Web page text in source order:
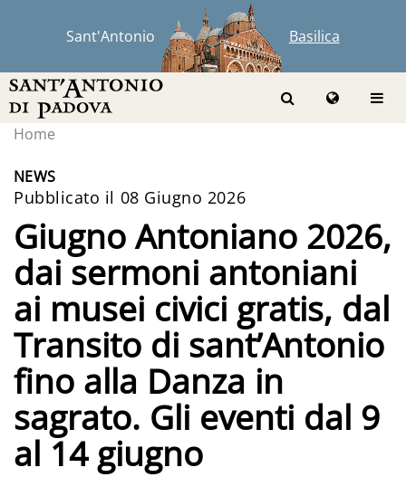
Sant'Antonio Basilica
Home
NEWS
Pubblicato il 08 Giugno 2026
Giugno Antoniano 2026,
dai sermoni antoniani
ai musei civici gratis, dal
Transito di sant’Antonio
fino alla Danza in
sagrato. Gli eventi dal 9
al 14 giugno